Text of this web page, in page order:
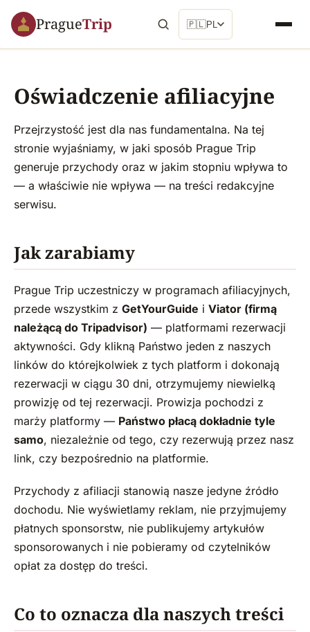
PragueTrip 🇵🇱PL
Oświadczenie afiliacyjne
Przejrzystość jest dla nas fundamentalna. Na tej
stronie wyjaśniamy, w jaki sposób Prague Trip
generuje przychody oraz w jakim stopniu wpływa to
— a właściwie nie wpływa — na treści redakcyjne
serwisu.
Jak zarabiamy
Prague Trip uczestniczy w programach afiliacyjnych,
przede wszystkim z GetYourGuide i Viator (firmą
należącą do Tripadvisor) — platformami rezerwacji
aktywności. Gdy klikną Państwo jeden z naszych
linków do którejkolwiek z tych platform i dokonają
rezerwacji w ciągu 30 dni, otrzymujemy niewielką
prowizję od tej rezerwacji. Prowizja pochodzi z
marży platformy — Państwo płacą dokładnie tyle
samo, niezależnie od tego, czy rezerwują przez nasz
link, czy bezpośrednio na platformie.
Przychody z afiliacji stanowią nasze jedyne źródło
dochodu. Nie wyświetlamy reklam, nie przyjmujemy
płatnych sponsorstw, nie publikujemy artykułów
sponsorowanych i nie pobieramy od czytelników
opłat za dostęp do treści.
Co to oznacza dla naszych treści